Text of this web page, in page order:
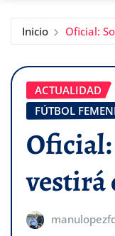
Inicio Oficial:
ACTUALIDAD
FÚTBOL
vestirá